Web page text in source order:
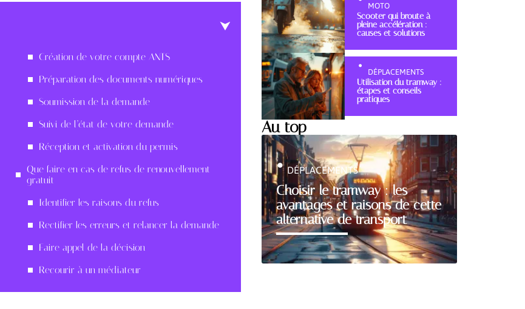
Création de votre compte ANTS
Préparation des documents numériques
Soumission de la demande
Suivi de l’état de votre demande
Réception et activation du permis
Que faire en cas de refus de renouvellement
gratuit
Identifier les raisons du refus
Rectifier les erreurs et relancer la demande
Faire appel de la décision
Recourir à un médiateur
MOTO
Scooter qui broute à
pleine accélération :
causes et solutions
DÉPLACEMENTS
Utilisation du tramway :
étapes et conseils
pratiques
Au top
Choisir le tramway : les
avantages et raisons de cette
alternative de transport
DÉPLACEMENTS